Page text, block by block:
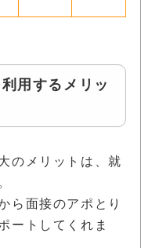
用するメリッ
のメリットは、就
ら面接のアポとり
ートしてくれま